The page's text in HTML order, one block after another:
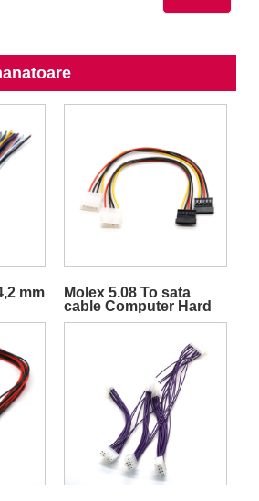
mm
Molex 5.08 To sata
cable Computer Hard
Disk Cable 18AWG